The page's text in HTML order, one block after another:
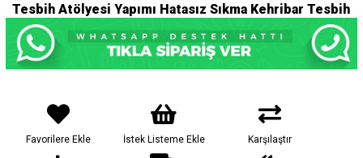
Tesbih Atölyesi Yapımı Hatasız Sıkma Kehribar Tesbih
Favorilere Ekle İstek Listeme Ekle Karşılaştır